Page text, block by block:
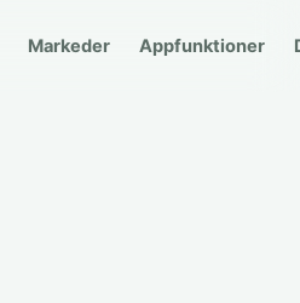
Markeder Appfunktioner